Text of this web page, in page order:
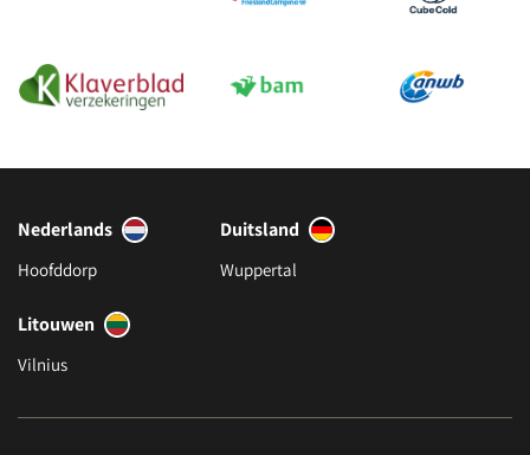
Nederlands
Hoofddorp
Duitsland
Wuppertal
Litouwen
Vilnius